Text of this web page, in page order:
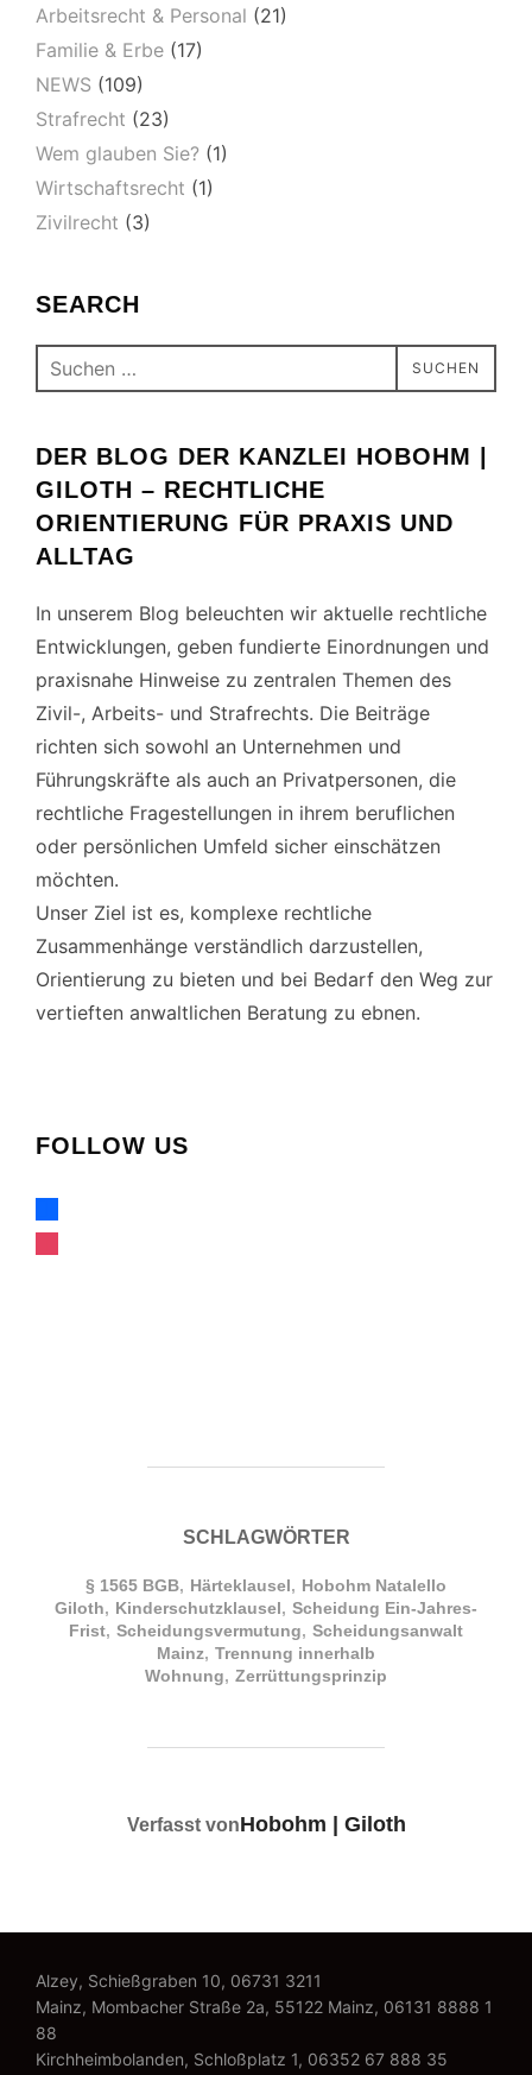
Arbeitsrecht & Personal (21)
Familie & Erbe (17)
NEWS (109)
Strafrecht (23)
Wem glauben Sie? (1)
Wirtschaftsrecht (1)
Zivilrecht (3)
SEARCH
Suchen
nach:
SUCHEN
DER BLOG DER KANZLEI HOBOHM |
GILOTH – RECHTLICHE
ORIENTIERUNG FÜR PRAXIS UND
ALLTAG
In unserem Blog beleuchten wir aktuelle rechtliche
Entwicklungen, geben fundierte Einordnungen und
praxisnahe Hinweise zu zentralen Themen des
Zivil-, Arbeits- und Strafrechts. Die Beiträge
richten sich sowohl an Unternehmen und
Führungskräfte als auch an Privatpersonen, die
rechtliche Fragestellungen in ihrem beruflichen
oder persönlichen Umfeld sicher einschätzen
möchten.
Unser Ziel ist es, komplexe rechtliche
Zusammenhänge verständlich darzustellen,
Orientierung zu bieten und bei Bedarf den Weg zur
vertieften anwaltlichen Beratung zu ebnen.
FOLLOW US
facebook
instagram
SCHLAGWÖRTER
§ 1565 BGB, Härteklausel, Hobohm Natalello
Giloth, Kinderschutzklausel, Scheidung Ein-Jahres-
Frist, Scheidungs­vermutung, Scheidungsanwalt
Mainz, Trennung innerhalb
Wohnung, Zerrüttungsprinzip
BEITRAGSAUTOR
Verfasst vonHobohm | Giloth
Alzey, Schießgraben 10, 06731 3211
Mainz, Mombacher Straße 2a, 55122 Mainz, 06131 8888 1
88
Kirchheimbolanden, Schloßplatz 1, 06352 67 888 35